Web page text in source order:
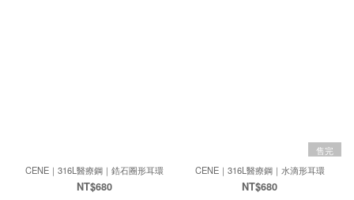
CENE｜316L醫療鋼｜鋯石圈形耳環
NT$680
售完
CENE｜316L醫療鋼｜水滴形耳環
NT$680